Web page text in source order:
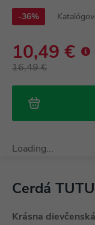
-36%
16,49 €
10,49 €
Loading...
Cerdá
Krásna